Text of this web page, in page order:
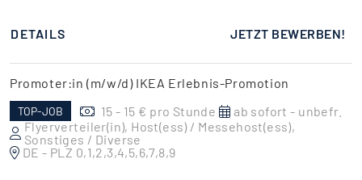
DETAILS JETZT BEWERBEN!
Promoter:in (m/w/d) IKEA Erlebnis-Promotion
TOP-JOB 15 - 15 € pro Stunde
ab sofort - unbefr.
Flyerverteiler(in), Host(ess) / Messehost(ess),
Sonstiges / Diverse
DE - PLZ 0,1,2,3,4,5,6,7,8,9